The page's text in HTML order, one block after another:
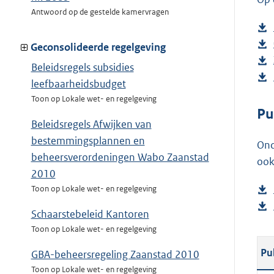
Antwoord op de gestelde kamervragen
Geconsolideerde regelgeving
Beleidsregels subsidies
leefbaarheidsbudget
Toon op Lokale wet- en regelgeving
Beleidsregels Afwijken van
bestemmingsplannen en
beheersverordeningen Wabo Zaanstad
2010
Toon op Lokale wet- en regelgeving
Schaarstebeleid Kantoren
Toon op Lokale wet- en regelgeving
GBA-beheersregeling Zaanstad 2010
Toon op Lokale wet- en regelgeving